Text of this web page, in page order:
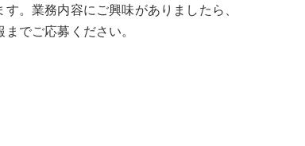
。業務内容にご興味がありましたら、
でご応募ください。